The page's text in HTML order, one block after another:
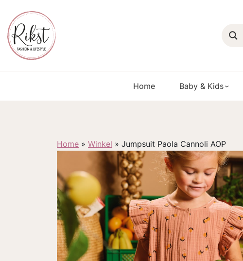
Home Baby & Kids
Home » Winkel » Jumpsuit Paola Cannoli AOP